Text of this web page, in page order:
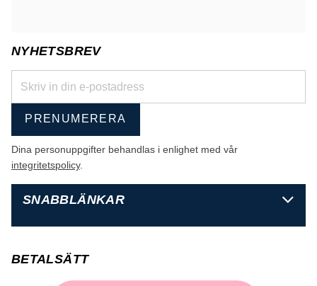
NYHETSBREV
PRENUMERERA
Dina personuppgifter behandlas i enlighet med vår
integritetspolicy.
SNABBLÄNKAR
BETALSÄTT